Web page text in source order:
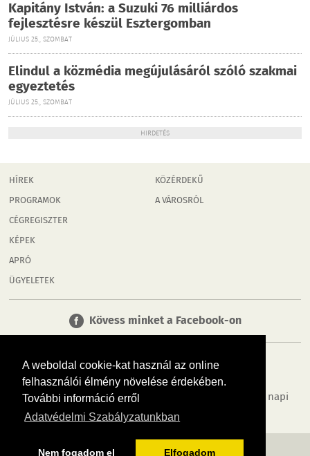
A weboldal cookie-kat használ az online
felhasználói élmény növelése érdekében.
További információ erről
Adatvédelmi Szabályzatunkban
Nem fogadom el Elfogadom
Kapitány István: a Suzuki 76 milliárdos
fejlesztésre készül Esztergomban
JÚLIUS 25., SZOMBAT
Elindul a közmédia megújulásáról szóló szakmai
egyeztetés
JÚLIUS 25., SZOMBAT
HIRDETÉS
HÍREK
PROGRAMOK
CÉGREGISZTER
KÉPEK
APRÓ
ÜGYELETEK
KÖZÉRDEKŰ
A VÁROSRÓL
Kövess minket a Facebook-on
Tudj meg többet városodról! Hírek, programok, képek, napi
menü, cégek…. és minden, ami Győr
MÉDIAAJÁNLÓ ADATVÉDELEM IMPRESSZUM RÓLUNK